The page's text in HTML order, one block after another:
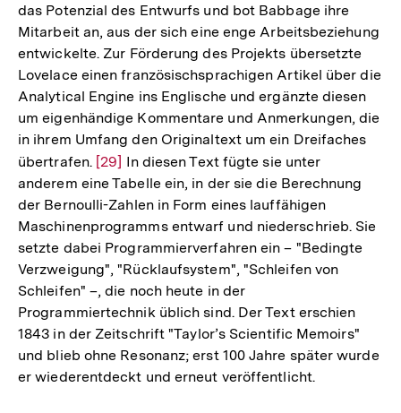
das Potenzial des Entwurfs und bot Babbage ihre
Mitarbeit an, aus der sich eine enge Arbeitsbeziehung
entwickelte. Zur Förderung des Projekts übersetzte
Lovelace einen französischsprachigen Artikel über die
Analytical Engine ins Englische und ergänzte diesen
um eigenhändige Kommentare und Anmerkungen, die
in ihrem Umfang den Originaltext um ein Dreifaches
übertrafen. Zur
Auflösung
der
Fußnote
[29] In diesen Text fügte sie unter
anderem eine Tabelle ein, in der sie die Berechnung
der Bernoulli-Zahlen in Form eines lauffähigen
Maschinenprogramms entwarf und niederschrieb. Sie
setzte dabei Programmierverfahren ein – "Bedingte
Verzweigung", "Rücklaufsystem", "Schleifen von
Schleifen" –, die noch heute in der
Programmiertechnik üblich sind. Der Text erschien
1843 in der Zeitschrift "Taylor’s Scientific Memoirs"
und blieb ohne Resonanz; erst 100 Jahre später wurde
er wiederentdeckt und erneut veröffentlicht.